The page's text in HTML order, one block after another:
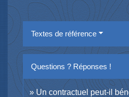
Textes de référence
Questions ? Réponses !
Un contractuel peut-il